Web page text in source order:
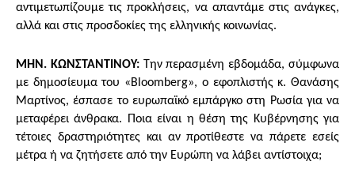
αντιμετωπίζουμε τις προκλήσεις, να απαντάμε στις ανάγκες,
αλλά και στις προσδοκίες της ελληνικής κοινωνίας.
ΜΗΝ. ΚΩΝΣΤΑΝΤΙΝΟΥ: Την περασμένη εβδομάδα, σύμφωνα
με δημοσίευμα του «Bloomberg», ο εφοπλιστής κ. Θανάσης
Μαρτίνος, έσπασε το ευρωπαϊκό εμπάργκο στη Ρωσία για να
μεταφέρει άνθρακα. Ποια είναι η θέση της Κυβέρνησης για
τέτοιες δραστηριότητες και αν προτίθεστε να πάρετε εσείς
μέτρα ή να ζητήσετε από την Ευρώπη να λάβει αντίστοιχα;